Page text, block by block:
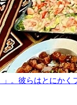
。彼らはとにか